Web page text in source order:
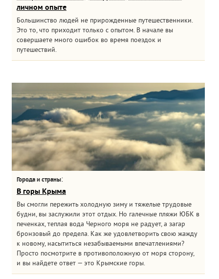
личном опыте
Большинство людей не прирожденные путешественники.
Это то, что приходит только с опытом. В начале вы
совершаете много ошибок во время поездок и
путешествий.
Города и страны:
В горы Крыма
Вы смогли пережить холодную зиму и тяжелые трудовые
будни, вы заслужили этот отдых. Но галечные пляжи ЮБК в
печенках, теплая вода Черного моря не радует, а загар
бронзовый до предела. Как же удовлетворить свою жажду
к новому, насытиться незабываемыми впечатлениями?
Просто посмотрите в противоположную от моря сторону,
и вы найдете ответ — это Крымские горы.